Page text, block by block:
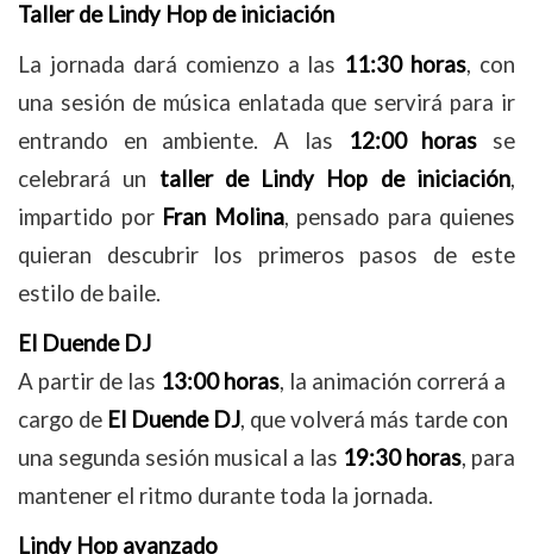
Taller de Lindy Hop de iniciación
La jornada dará comienzo a las 11:30 horas, con
una sesión de música enlatada que servirá para ir
entrando en ambiente. A las
12:00 horas se
celebrará un taller de Lindy Hop de iniciación,
impartido por Fran Molina, pensado para quienes
quieran descubrir los primeros pasos de este
estilo de baile.
El Duende DJ
A partir de las 13:00 horas, la animación correrá a
cargo de El Duende DJ, que volverá más tarde con
una segunda sesión musical a las 19:30 horas, para
mantener el ritmo durante toda la jornada.
Lindy Hop avanzado